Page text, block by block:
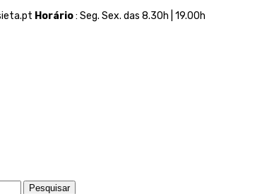
Horário: Seg. Sex. das 8.30h | 19.00h
Pesquisar